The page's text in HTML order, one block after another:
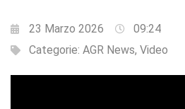
23 Marzo 2026
09:24
Categorie: AGR News, Video